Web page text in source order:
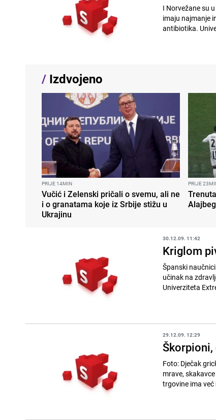
I Norvežane su
imaju najmanje
/ Izdvojeno
PRIJE 14MIN
Vučić i Zelenski pričali o svemu, ali ne
i o granatama koje iz Srbije stižu u
Ukrajinu
PRIJE
30.12.09. 11:42
Kriglom
Španski
učinak na zdravlje
Univerziteta
29.12.09. 12:29
Foto: Dječak gricka insekta, DW U Berlinu je
mrave,
trgovine ima već